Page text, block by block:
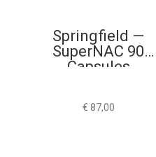
Springfield —
SuperNAC 90
Capsules
€ 87,00